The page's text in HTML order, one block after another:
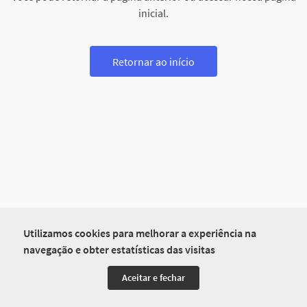
Utilizamos cookies para melhorar a experiência na
navegação e obter estatísticas das visitas
Aceitar e fechar
inicial.
Retornar ao início